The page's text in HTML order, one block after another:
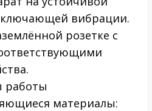
вибрации.
розетке с
работы
материалы: